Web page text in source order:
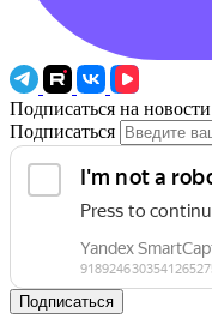
Подписаться на
Подписаться
Подписаться